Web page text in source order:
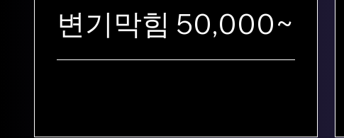
변기막힘 50,000~